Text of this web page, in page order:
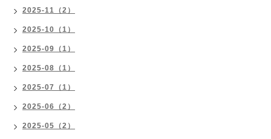
2025-11（2）
2025-10（1）
2025-09（1）
2025-08（1）
2025-07（1）
2025-06（2）
2025-05（2）